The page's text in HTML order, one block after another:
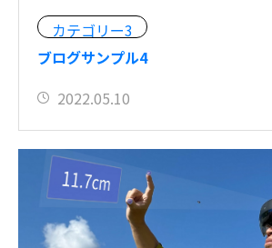
カテゴリー3
ブログサンプル4
2022.05.10